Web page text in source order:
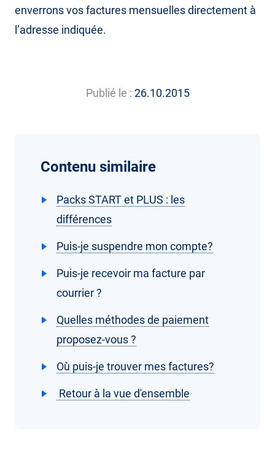
enverrons vos factures mensuelles directement à
l’adresse indiquée.
Publié le : 26.10.2015
Contenu similaire
Packs START et PLUS : les
différences
Puis-je suspendre mon compte?
Puis-je recevoir ma facture par
courrier ?
Quelles méthodes de paiement
proposez-vous ?
Où puis-je trouver mes factures?
Retour à la vue d'ensemble